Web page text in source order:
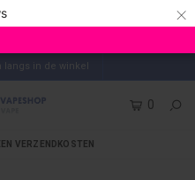
×
langs in de winkel
0
VERZENDKOSTEN